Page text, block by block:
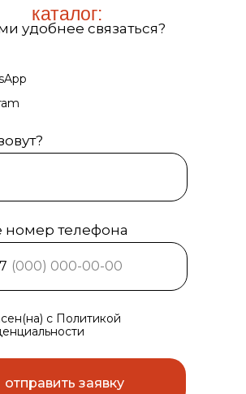
удобнее связаться?
номер телефона
с Политикой
отправить заявку
каталог: